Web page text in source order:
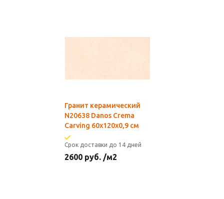
Гранит керамический
N20638 Danos Crema
Carving 60x120х0,9 см
Срок доставки до 14 дней
2600 руб. /м2